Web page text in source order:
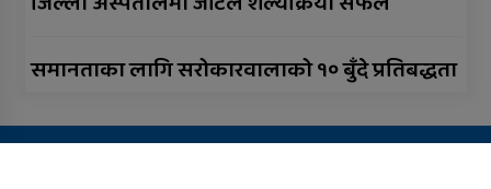
समानताका लागि सरोकारवालाको १० बुँदे प्रतिबद्धता